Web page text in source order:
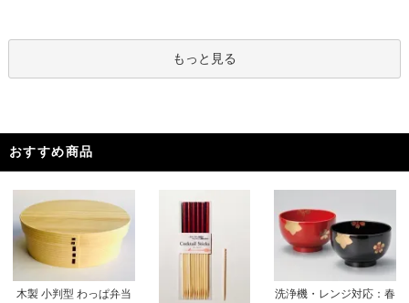
もっと見る
おすすめ商品
木製 小判型 わっぱ弁当
洗浄機・レンジ対応：春